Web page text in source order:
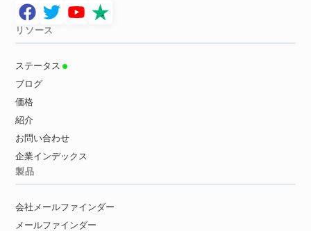
リソース
ステータス
ブログ
価格
紹介
お問い合わせ
企業インデックス
製品
会社メールファインダー
メールファインダー